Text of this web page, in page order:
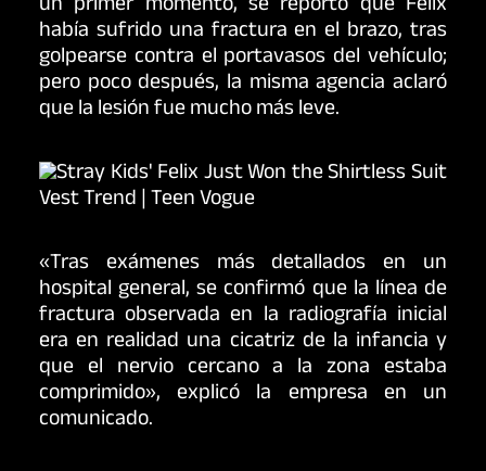
había sufrido una fractura en el brazo, tras
golpearse contra el portavasos del vehículo;
pero poco después, la misma agencia aclaró
que la lesión fue mucho más leve.
«Tras exámenes más detallados en un
hospital general, se confirmó que la línea de
fractura observada en la radiografía inicial
era en realidad una cicatriz de la infancia y
que el nervio cercano a la zona estaba
comprimido», explicó la empresa en un
comunicado.